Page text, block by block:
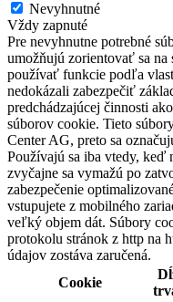
Nevyhnutné
Vždy zapnuté
Pre nevyhnutne potrebné
umožňujú zorientovať sa na
používať funkcie podľa
nedokázali zabezpečiť
predchádzajúcej činnosti
súborov cookie. Tieto
Center AG, preto sa
Používajú sa iba vtedy, keď
zvyčajne sa vymažú po
zabezpečenie
vstupujete z mobilného
veľký objem dát. Súbory
protokolu stránok z http na
údajov zostáva zaručená.
Cookie